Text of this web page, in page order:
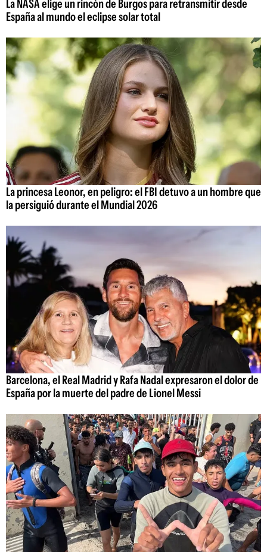
La NASA elige un rincón de Burgos para retransmitir desde
España al mundo el eclipse solar total
La princesa Leonor, en peligro: el FBI detuvo a un hombre que
la persiguió durante el Mundial 2026
Barcelona, el Real Madrid y Rafa Nadal expresaron el dolor de
España por la muerte del padre de Lionel Messi